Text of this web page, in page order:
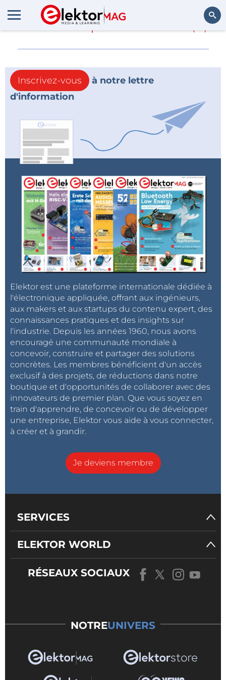
En savoir plus sur (0)
Inscrivez-vous
à notre lettre
d'information
Elektor est une plateforme internationale dédiée à
l'électronique appliquée, offrant aux ingénieurs,
aux makers et aux startups du contenu expert, des
connaissances pratiques et des insights sur
l'industrie. Depuis les années 1960, nous avons
encouragé une communauté mondiale à
concevoir, construire et partager des solutions
concrètes. Les membres bénéficient d'un accès
exclusif à des projets, de réductions dans notre
boutique et d'opportunités de collaborer avec des
innovateurs de premier plan. Que vous soyez en
train d'apprendre, de concevoir ou de développer
une entreprise, Elektor vous aide à vous connecter,
à créer et à grandir.
Je deviens membre
SERVICES
ELEKTOR WORLD
RÉSEAUX SOCIAUX
NOTREUNIVERS